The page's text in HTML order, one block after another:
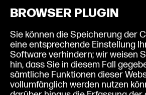
BROWSER PLUGIN
Sie können die Speicherung der
eine entsprechende Einstellung
Software verhindern; wir weisen
hin, dass Sie in diesem Fall
sämtliche Funktionen dieser
vollumfänglich werden nutzen